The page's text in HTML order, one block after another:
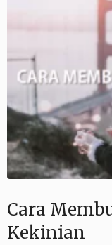
Cara
Kekinian